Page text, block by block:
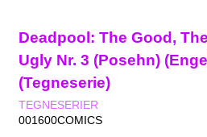
Deadpool: The Good,
Ugly Nr. 3 (Posehn)
(Tegneserie)
TEGNESERIER
001600COMICS